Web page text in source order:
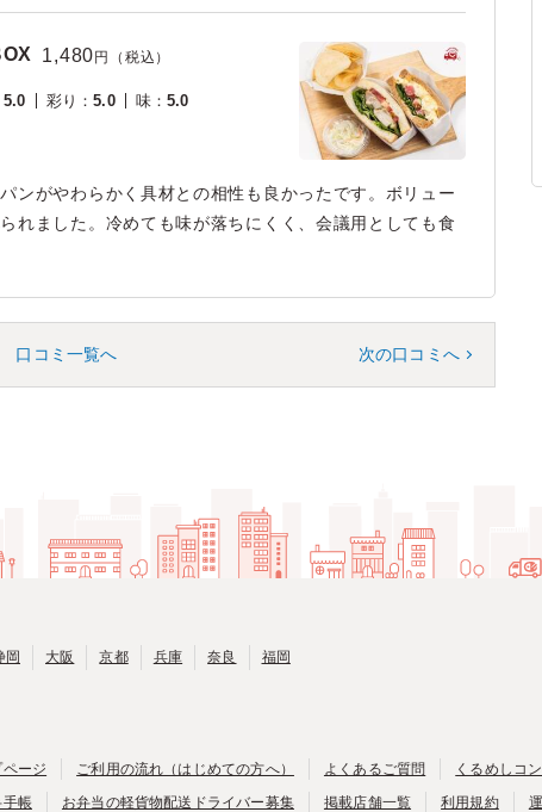
1,480 円（税込）
5.0 彩り ：5.0 味：5.0
ンがやわらかく具材との相性も良かったです。ボリュー
れました。冷めても味が落ちにくく、会議用としても食
口コミ一覧へ 次の口コミへ
岡 大阪 京都 兵庫 奈良 福岡
ページ ご利用の流れ（はじめての方へ） よくあるご質問 くるめしコ
手帳
お弁当の軽貨物配送ドライバー募集 掲載店舗一覧 利用規約